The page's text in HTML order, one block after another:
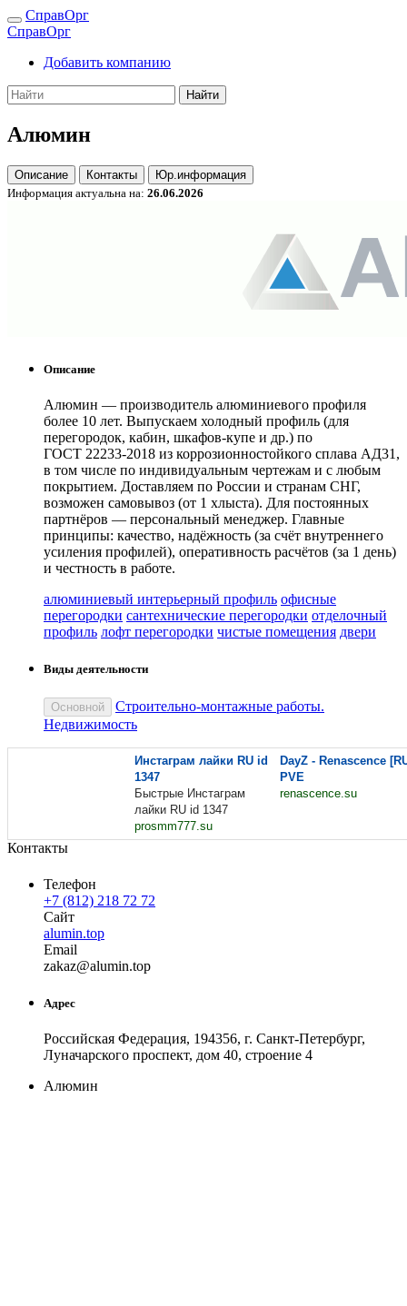
СправОрг
СправОрг
Добавить компанию
Найти
Алюмин
Описание Контакты
Юр.информация
Информация актуальна на: 26.06.2026
Описание
Алюмин — производитель алюминиевого профиля
более 10 лет. Выпускаем холодный профиль (для
перегородок, кабин, шкафов‑купе и др.) по
ГОСТ 22233‑2018 из коррозионностойкого сплава АД31,
в том числе по индивидуальным чертежам и с любым
покрытием. Доставляем по России и странам СНГ,
возможен самовывоз (от 1 хлыста). Для постоянных
партнёров — персональный менеджер. Главные
принципы: качество, надёжность (за счёт внутреннего
усиления профилей), оперативность расчётов (за 1 день)
и честность в работе.
алюминиевый интерьерный профиль офисные
перегородки сантехнические перегородки отделочный
профиль лофт перегородки чистые помещения двери
Виды деятельности
Основной
Строительно-монтажные работы.
Недвижимость
Инстаграм лайки RU id
1347
Быстрые Инстаграм
лайки RU id 1347
prosmm777.su
DayZ - Renascence
PVE
renascence.su
Контакты
Телефон
+7 (812) 218 72 72
Сайт
alumin.top
Email
zakaz@alumin.top
Адрес
Российская Федерация, 194356, г. Санкт-Петербург,
Луначарского проспект, дом 40, строение 4
Алюмин